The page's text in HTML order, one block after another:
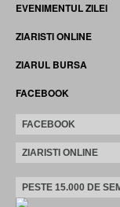
EVENIMENTUL ZILEI
ZIARISTI ONLINE
ZIARUL BURSA
FACEBOOK
FACEBOOK
ZIARISTI ONLINE
PESTE 15.000 DE